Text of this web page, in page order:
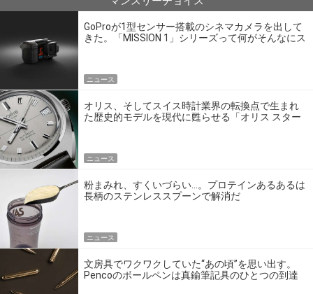
GoProが1型センサー搭載のシネマカメラを出して
きた。「MISSION 1」シリーズって何がそんなにス
ニュース
オリス、そしてスイス時計業界の転換点で生まれ
た歴史的モデルを現代に甦らせる「オリス スター
ニュース
粉まみれ、すくいづらい…。プロテインあるあるは
長柄のステンレススプーンで解消だ
ニュース
文房具でワクワクしていた“あの頃”を思い出す。
Pencoのボールペンは真鍮筆記具のひとつの到達